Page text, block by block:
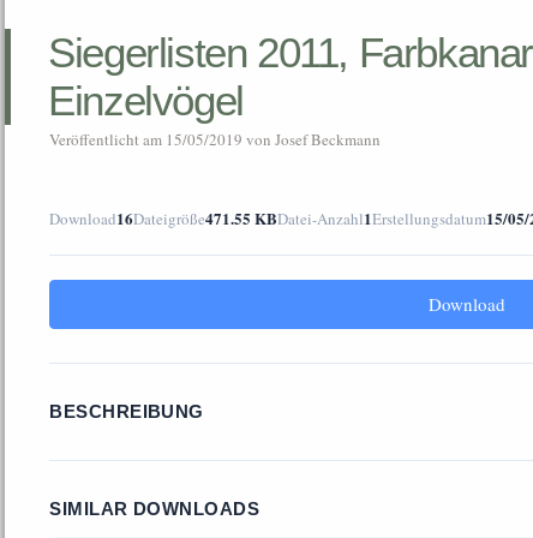
Siegerlisten 2011,
Einzelvögel
Veröffentlicht am 15/05/2019 vonJosef Beckmann
Download16Dateigröße471.55 KBDatei-Anzahl1Erstellungsdatum15/
Download
BESCHREIBUNG
SIMILAR DOWNLOADS